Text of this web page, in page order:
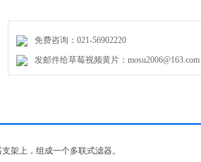
免费咨询：021-56902220
发邮件给草莓视频黄片：mosu2006@163.com
，组成一个多联式滤器。